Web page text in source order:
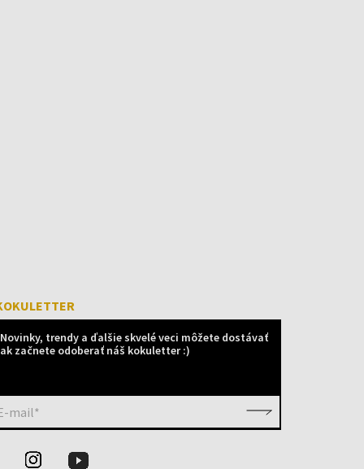
Novinky, trendy a ďalšie skvelé veci môžete dostávať
ak začnete odoberať náš kokuletter :)
mail*